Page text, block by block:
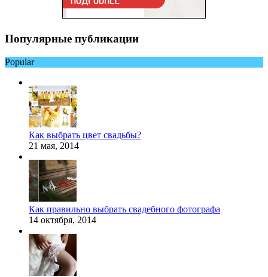
Популярные публикации
Popular
Как выбрать цвет свадьбы?
21 мая, 2014
Как правильно выбрать свадебного фотографа
14 октября, 2014